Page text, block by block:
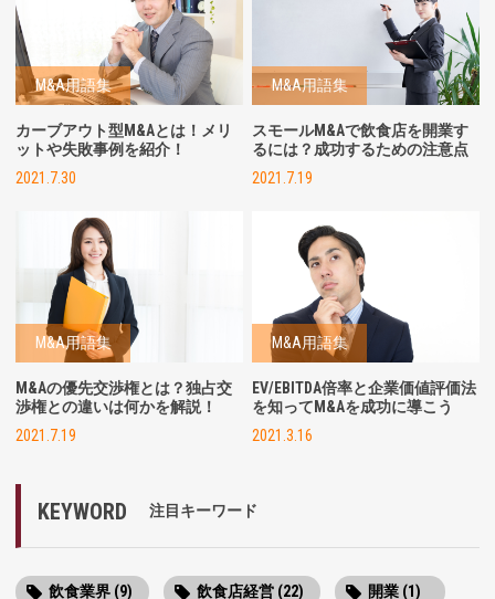
M&A用語集
カーブアウト型M&Aとは！メリ
ットや失敗事例を紹介！
2021.7.30
M&A用語集
スモールM&Aで飲食店を開業す
るには？成功するための注意点
2021.7.19
M&A用語集
M&Aの優先交渉権とは？独占交
渉権との違いは何かを解説！
2021.7.19
M&A用語集
EV/EBITDA倍率と企業価値評価法
を知ってM&Aを成功に導こう
2021.3.16
KEYWORD 注目キーワード
飲食業界 (9) 飲食店経営 (22) 開業 (1)